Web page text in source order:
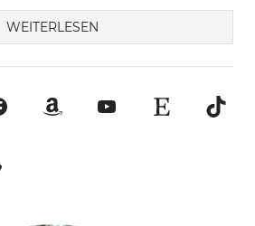
WEITERLESEN
AmazonYouTube
Etsy-Shop